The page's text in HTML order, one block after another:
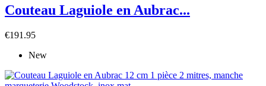
Couteau Laguiole en Aubrac...
€191.95
New